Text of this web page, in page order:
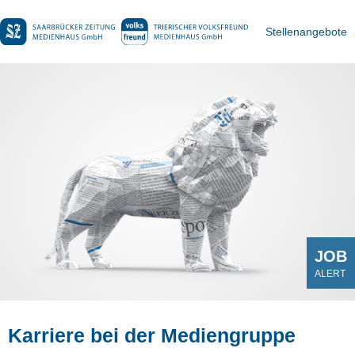
Stellenangebote
Karriere bei der Mediengruppe
JOB
ALERT